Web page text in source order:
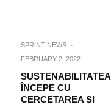
SPRINT NEWS
·
FEBRUARY 2, 2022
SUSTENABILITATEA
ÎNCEPE CU
CERCETAREA SI